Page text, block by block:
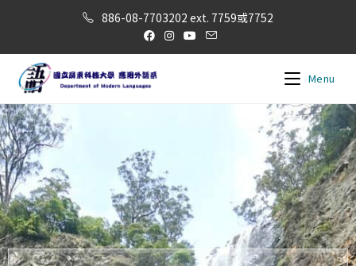
886-08-7703202 ext. 7759或7752
Menu